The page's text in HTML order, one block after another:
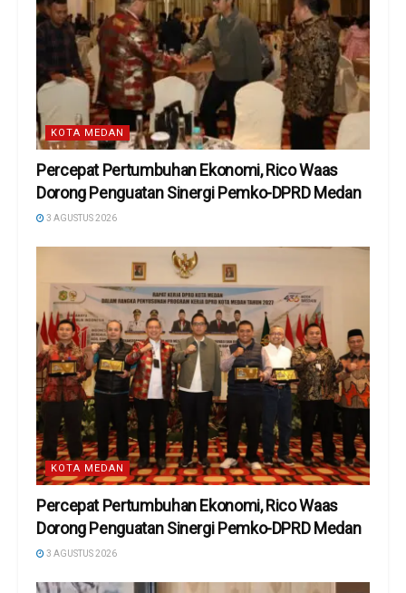
KOTA MEDAN
Percepat Pertumbuhan Ekonomi, Rico Waas
Dorong Penguatan Sinergi Pemko-DPRD Medan
3 AGUSTUS 2026
KOTA MEDAN
Percepat Pertumbuhan Ekonomi, Rico Waas
Dorong Penguatan Sinergi Pemko-DPRD Medan
3 AGUSTUS 2026